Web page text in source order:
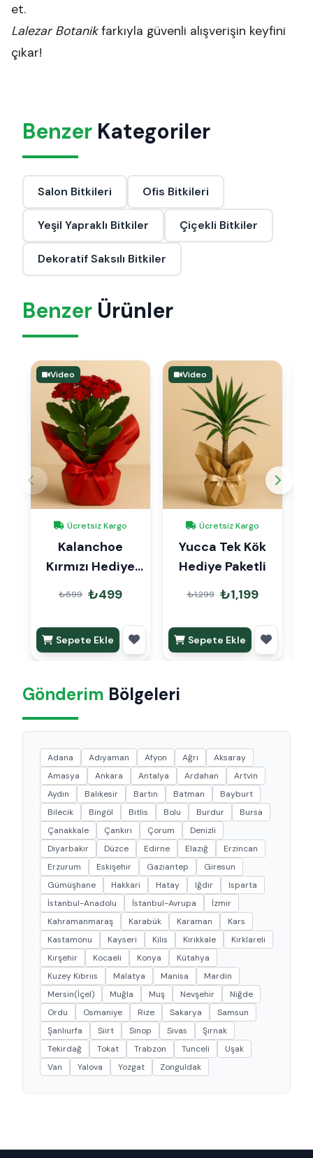
et.
Lalezar Botanikfarkıyla güvenli alışverişin keyfini
çıkar!
Benzer Kategoriler
Salon Bitkileri Ofis Bitkileri
Yeşil Yapraklı Bitkiler Çiçekli Bitkiler
Dekoratif Saksılı Bitkiler
Benzer Ürünler
Video
Ücretsiz Kargo
Kalanchoe
Kırmızı Hediye
Paketli 25-30cm
₺599 ₺499
Sepete Ekle
Video
Ücretsiz Kargo
Yucca Tek Kök
Hediye Paketli
₺1,299 ₺1,199
Sepete Ekle
Gönderim Bölgeleri
Adana Adıyaman Afyon Ağrı
Aksaray
Amasya
Ankara Antalya Ardahan
Artvin
Aydın
Balıkesir Bartın Batman
Bayburt
Bilecik
Bingöl Bitlis Bolu Burdur
Bursa
Çanakkale
Çankırı Çorum
Denizli
Diyarbakır
Düzce Edirne Elazığ
Erzincan
Erzurum
Eskişehir Gaziantep
Giresun
Gümüşhane
Hakkari Hatay Iğdır
Isparta
İstanbul-Anadolu
İstanbul-Avrupa
İzmir
Kahramanmaraş
Karabük Karaman
Kars
Kastamonu
Kayseri Kilis Kırıkkale
Kırklareli
Kırşehir
Kocaeli Konya
Kütahya
Kuzey Kıbrııs
Malatya Manisa
Mardin
Mersin(İçel)
Muğla Muş Nevşehir
Niğde
Ordu
Osmaniye Rize Sakarya
Samsun
Şanlıurfa
Siirt Sinop Sivas
Şırnak
Tekirdağ
Tokat Trabzon Tunceli
Uşak
Van
Yalova Yozgat Zonguldak